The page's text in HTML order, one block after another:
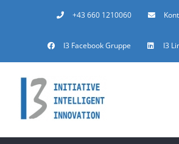
+43 660 1210060
I3 Facebook Gruppe I3